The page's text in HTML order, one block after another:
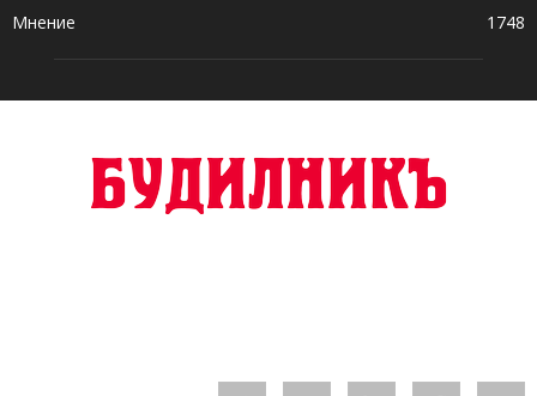
Мнение
1748